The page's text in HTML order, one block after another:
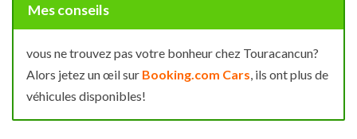
Mes conseils
vous ne trouvez pas votre bonheur chez Touracancun?
Alors jetez un œil sur Booking.com Cars , ils ont plus de
véhicules disponibles!